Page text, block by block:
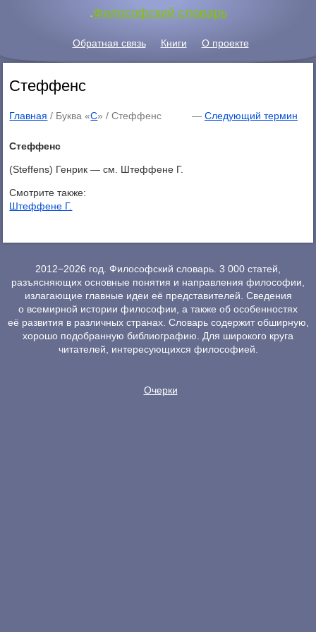
.Философский словарь
Обратная связь Книги О проекте
Стеффенс
Главная / Буква «С» /Стеффенс — Следующий термин
Стеффенс
(Steffens) Генрик — см. Штеффене Г.
Смотрите также:
Штеффене Г.
2012−2026 год. Философский словарь. 3 000 статей,
разъясняющих основные понятия и направления философии,
излагающие главные идеи её представителей. Сведения
о всемирной истории философии, а также об особенностях
её развития в различных странах. Словарь содержит обширную,
хорошо подобранную библиографию. Для широкого круга
читателей, интересующихся философией.
Очерки